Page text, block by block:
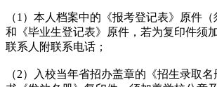
（1）本人档案中的《报考登记表》原件（
和《毕业生登记表》原件，若为复印件须
联系人附联系电话；
（2）入校当年省招办盖章的《招生录取